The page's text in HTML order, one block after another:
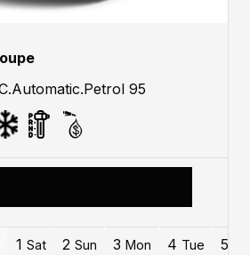
95
1 Sat 2 Sun 3 Mon 4 Tue 5